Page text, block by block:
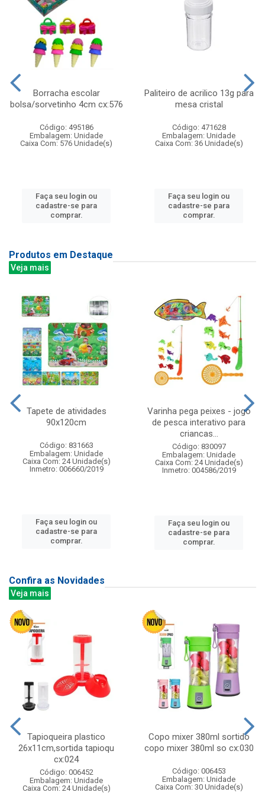
Borracha escolar
bolsa/sorvetinho 4cm cx:576
Código: 495186
Embalagem: Unidade
Caixa Com: 576 Unidade(s)
Faça seu login ou
cadastre-se para
comprar.
Paliteiro de acrilico 13g para
mesa cristal
Código: 471628
Embalagem: Unidade
Caixa Com: 36 Unidade(s)
Faça seu login ou
cadastre-se para
comprar.
Produtos em Destaque
Veja mais
Tapete de atividades
90x120cm
Código: 831663
Embalagem: Unidade
Caixa Com: 24 Unidade(s)
Inmetro: 006660/2019
Faça seu login ou
cadastre-se para
comprar.
Varinha pega peixes - jogo
de pesca interativo para
criancas...
Código: 830097
Embalagem: Unidade
Caixa Com: 24 Unidade(s)
Inmetro: 004586/2019
Faça seu login ou
cadastre-se para
comprar.
Confira as Novidades
Veja mais
Tapioqueira plastico
26x11cm,sortida tapioqu
cx:024
Código: 006452
Embalagem: Unidade
Caixa Com: 24 Unidade(s)
Copo mixer 380ml sortido
copo mixer 380ml so cx:030
Código: 006453
Embalagem: Unidade
Caixa Com: 30 Unidade(s)